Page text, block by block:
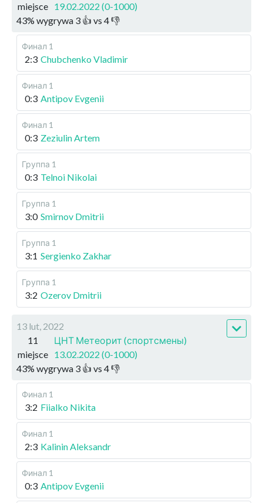
miejsce 19.02.2022 (0-1000)
43% wygrywa 3 👍 vs 4👎
Финал 1
2:3 Chubchenko Vladimir
Финал 1
0:3 Antipov Evgenii
Финал 1
0:3 Zeziulin Artem
Группа 1
0:3 Telnoi Nikolai
Группа 1
3:0 Smirnov Dmitrii
Группа 1
3:1 Sergienko Zakhar
Группа 1
3:2 Ozerov Dmitrii
13 lut, 2022
11
miejsce
ЦНТ Метеорит (спортсмены)
13.02.2022 (0-1000)
43% wygrywa 3 👍 vs 4👎
Финал 1
3:2 Fiialko Nikita
Финал 1
2:3 Kalinin Aleksandr
Финал 1
0:3 Antipov Evgenii